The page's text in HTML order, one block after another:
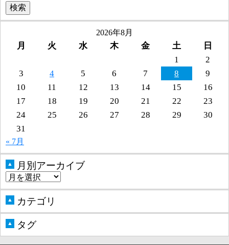
2026年8月
月 火 水 木 金 土
日
1
2
3
4 5 6 7 8
9
10
11 12 13 14 15
16
17
18 19 20 21 22
23
24
25 26 27 28 29
30
31
« 7月
▲ 月別アーカイブ
▲ カテゴリ
▲ タグ